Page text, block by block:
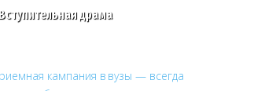
Вступительная драма